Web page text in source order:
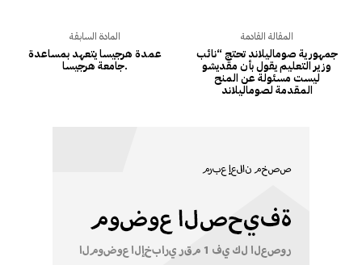
المادة السابقة
عمدة هرجيسا يتعهد بمساعدة
جامعة هرجيسا.
المقالة القادمة
جمهورية صوماليلاند تحتج “نائب
وزير التعليم يقول بأن مقديشو
ليست مسئولة عن المنح
المقدمة لصوماليلاند